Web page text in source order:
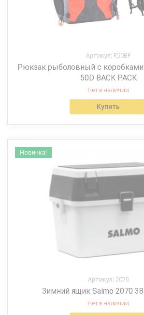
Артикул: R50BP
Рюкзак рыболовный с коробками
50D BACK PACK
Нет в наличии
Купить
Новинка!
Артикул: 2070
Зимний ящик Salmo 2070
Нет в наличии